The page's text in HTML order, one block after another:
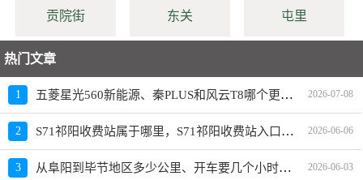
贡院街 东关 屯里
热门文章
1 五菱星光560新能源、秦PLUS和风云T8哪个更值得买？性价比、配置对比 2026-07-08
2 S71祁阳收费站属于哪里，S71祁阳收费站入口的详细地址 2026-06-06
3 从阜阳到毕节地区多少公里、开车要几个小时？过路费、油费等 2026-06-03